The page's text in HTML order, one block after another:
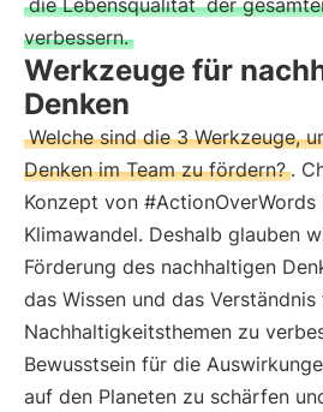
die Lebensqualität der
verbessern.
Werkzeuge für
Denken
Welche sind die 3 Werkzeuge,
Denken im Team zu fördern? .
Konzept von
Klimawandel. Deshalb glauben
Förderung des nachhaltigen
das Wissen und das Verständnis
Nachhaltigkeitsthemen zu
Bewusstsein für die
auf den Planeten zu schärfen